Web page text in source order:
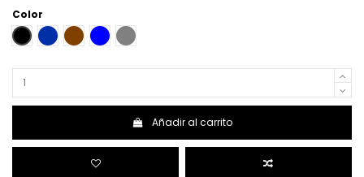
Color
NEGRO AZAFATAMARRONAZUL GRIS
Añadir al carrito